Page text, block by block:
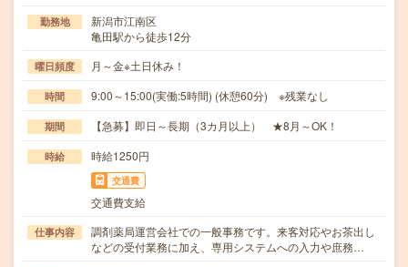
勤務地
新潟市江南区
亀田駅から徒歩12分
曜日頻度 月～金※土日休み！
時間 9:00～15:00(実働:5時間) (休憩60分) ※残業なし
期間 【急募】即日～長期（3カ月以上） ★8月～OK！
時給 時給1250円
交通費
交通費支給
仕事内容
調剤薬局運営会社での一般事務です。来客対応やお茶出し
などの受付業務に加え、専用システムへの入力や庶務…